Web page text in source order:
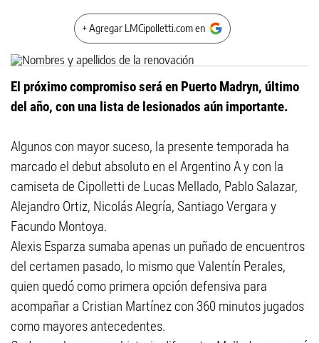
+ Agregar LMCipolletti.com en
El próximo compromiso será en Puerto Madryn, último
del año, con una lista de lesionados aún importante.
Algunos con mayor suceso, la presente temporada ha
marcado el debut absoluto en el Argentino A y con la
camiseta de Cipolletti de Lucas Mellado, Pablo Salazar,
Alejandro Ortiz, Nicolás Alegría, Santiago Vergara y
Facundo Montoya.
Alexis Esparza sumaba apenas un puñado de encuentros
del certamen pasado, lo mismo que Valentín Perales,
quien quedó como primera opción defensiva para
acompañar a Cristian Martínez con 360 minutos jugados
como mayores antecedentes.